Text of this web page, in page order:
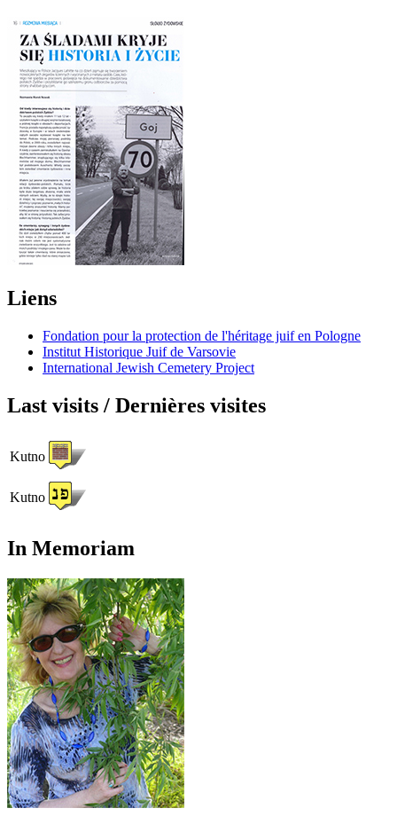
Liens
Fondation pour la protection de l'héritage juif en Pologne
Institut Historique Juif de Varsovie
International Jewish Cemetery Project
Last visits / Dernières visites
Kutno
Kutno
In Memoriam